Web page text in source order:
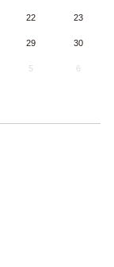
22 23
29 30
5 6